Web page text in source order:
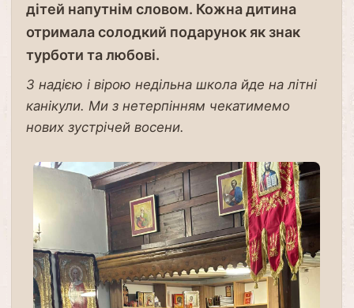
дітей напутнім словом. Кожна дитина
отримала солодкий подарунок як знак
турботи та любові.
З надією і вірою недільна школа йде на літні
канікули. Ми з нетерпінням чекатимемо
нових зустрічей восени.